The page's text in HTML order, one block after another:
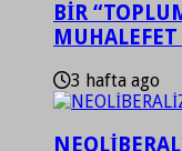
BİR
3 hafta ago